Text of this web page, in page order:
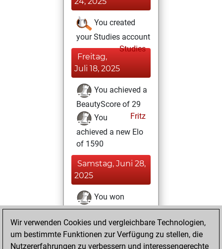
You created
your Studies account
Studies
Freitag,
Juli 18, 2025
You achieved a
BeautyScore of 29
Fritz
You
achieved a new Elo
of 1590
Samstag, Juni 28,
2025
You won
against Fritz
Fritz
Sonntag, April 20,
2025
Wir verwenden Cookies und vergleichbare Technologien,
um bestimmte Funktionen zur Verfügung zu stellen, die
Nutzererfahrungen zu verbessern und interessengerechte